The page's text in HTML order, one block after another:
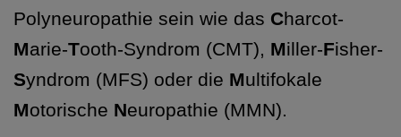
Polyneuropathie sein wie das Charcot-
Marie-Tooth-Syndrom (CMT), Miller-Fisher-
Syndrom (MFS) oder die Multifokale
Motorische Neuropathie (MMN).